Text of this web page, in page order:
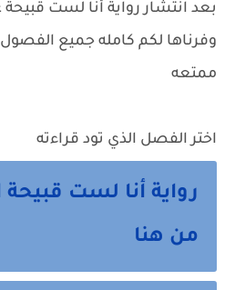
بعد انتشار رواية أنا لست
وفرناها لكم كامله جميع
ممتعه
اختر الفصل الذي تود قراءته
رواية أنا لست
من هنا